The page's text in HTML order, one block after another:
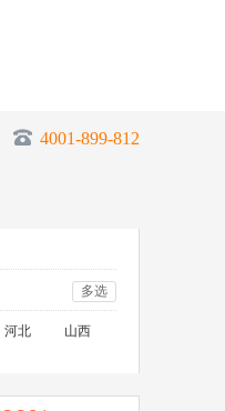
4001-899-812
多选
河北
山西